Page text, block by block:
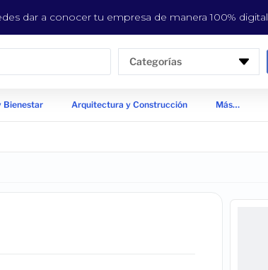
dar a conocer tu empresa de manera 100% digital
Categorías
Bienestar Arquitectura y Construcción Más…